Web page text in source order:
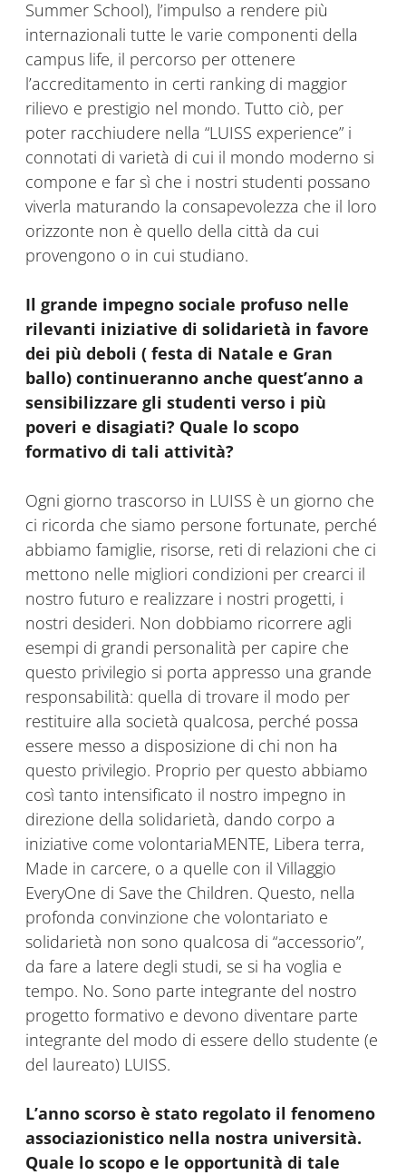
Summer School), l’impulso a rendere più
internazionali tutte le varie componenti della
campus life, il percorso per ottenere
l’accreditamento in certi ranking di maggior
rilievo e prestigio nel mondo. Tutto ciò, per
poter racchiudere nella “LUISS experience” i
connotati di varietà di cui il mondo moderno si
compone e far sì che i nostri studenti possano
viverla maturando la consapevolezza che il loro
orizzonte non è quello della città da cui
provengono o in cui studiano.
Il grande impegno sociale profuso nelle
rilevanti iniziative di solidarietà in favore
dei più deboli ( festa di Natale e Gran
ballo) continueranno anche quest’anno a
sensibilizzare gli studenti verso i più
poveri e disagiati? Quale lo scopo
formativo di tali attività?
Ogni giorno trascorso in LUISS è un giorno che
ci ricorda che siamo persone fortunate, perché
abbiamo famiglie, risorse, reti di relazioni che ci
mettono nelle migliori condizioni per crearci il
nostro futuro e realizzare i nostri progetti, i
nostri desideri. Non dobbiamo ricorrere agli
esempi di grandi personalità per capire che
questo privilegio si porta appresso una grande
responsabilità: quella di trovare il modo per
restituire alla società qualcosa, perché possa
essere messo a disposizione di chi non ha
questo privilegio. Proprio per questo abbiamo
così tanto intensificato il nostro impegno in
direzione della solidarietà, dando corpo a
iniziative come volontariaMENTE, Libera terra,
Made in carcere, o a quelle con il Villaggio
EveryOne di Save the Children. Questo, nella
profonda convinzione che volontariato e
solidarietà non sono qualcosa di “accessorio”,
da fare a latere degli studi, se si ha voglia e
tempo. No. Sono parte integrante del nostro
progetto formativo e devono diventare parte
integrante del modo di essere dello studente (e
del laureato) LUISS.
L’anno scorso è stato regolato il fenomeno
associazionistico nella nostra università.
Quale lo scopo e le opportunità di tale